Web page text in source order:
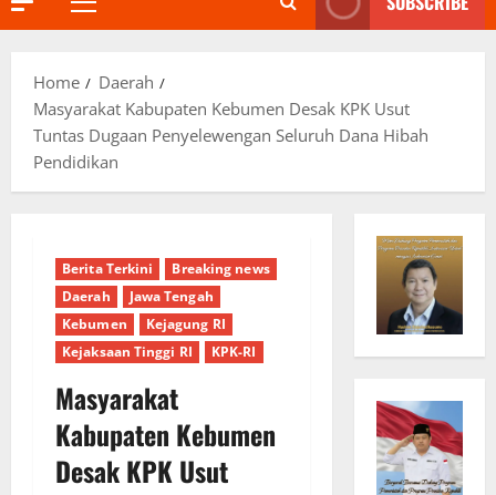
Primary
Home
Daerah
Masyarakat Kabupaten Kebumen Desak KPK Usut
Tuntas Dugaan Penyelewengan Seluruh Dana Hibah
Pendidikan
Berita Terkini
Breaking news
Daerah
Jawa Tengah
Kebumen
Kejagung RI
Kejaksaan Tinggi RI
KPK-RI
Masyarakat
Kabupaten Kebumen
Desak KPK Usut